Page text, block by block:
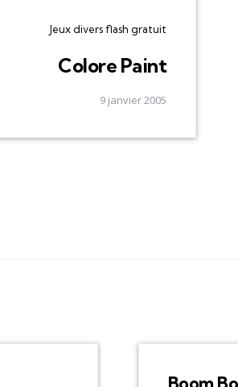
Jeux divers flash gratuit
Colore Paint
9 janvier 2005